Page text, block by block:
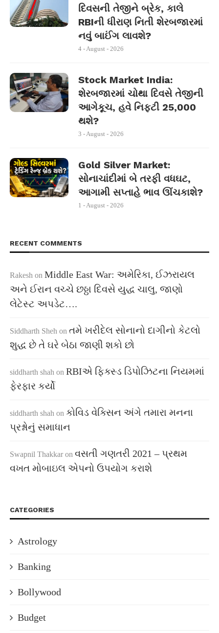
દિવસની તેજીને બ્રેક, કાલે
RBIની ધીરાણ નિતી શેરબજારમાં
નવું બાઈંગ લાવશે?
4 - August - 2026
Stock Market India:
શેરબજારમાં ચોથા દિવસે તેજીની
આગેકૂચ, હવે નિફ્ટી 25,000
થશે?
3 - August - 2026
Gold Silver Market:
સોનાચાંદીમાં બે તરફી વધઘટ,
આગામી સપ્તાહે ભાવ ઊંચકાશે?
1 - August - 2026
RECENT COMMENTS
Rakesh on Middle East War: અમેરિકા, ઈઝરાયલ
અને ઈરાન વચ્ચે છઠ્ઠા દિવસે યુદ્ધ ચાલુ, જાણો
લેટેસ્ટ અપડેટ….
Siddharth Sheh on તમે ખરીદેલ સોનાનો દાગીનો કેટલો
શુદ્ધ છે તે ઘરે બેઠા જાણી શકો છો
siddharth shah on RBIએ ફિક્સ્ડ ડિપોઝિટના નિયમમાં
ફેરફાર કર્યો
siddharth shah on કોવિડ વેક્સિન અંગે તમારા મનના
પ્રશ્નોનું સમાધાન
Swapnil Thakkar on વસતી ગણતરી 2021 – પ્રથમ
વખત મોબાઇલ એપનો ઉપયોગ કરાશે
CATEGORIES
Astrology
Banking
Bollywood
Budget